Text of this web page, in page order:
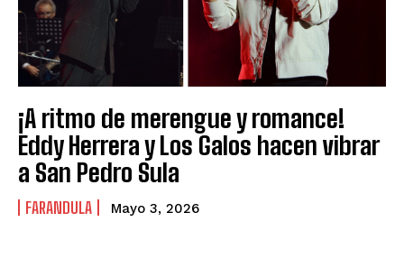
¡A ritmo de merengue y romance!
Eddy Herrera y Los Galos hacen vibrar
a San Pedro Sula
FARANDULA Mayo 3, 2026